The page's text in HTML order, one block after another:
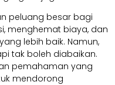
peluang besar bagi
menghemat biaya, dan
lebih baik. Namun,
tak boleh diabaikan.
pemahaman yang
mendorong